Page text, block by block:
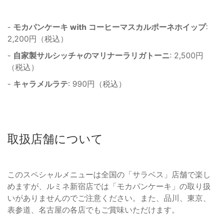
- モカパンケーキ with コーヒーマスカルポーネホイップ:
2,200円（税込）
- 自家製サルシッチャのマリナーラリガトーニ: 2,500円
（税込）
- キャラメルラテ: 990円（税込）
取扱店舗について
このスペシャルメニューは全国の「サラベス」店舗で楽し
めますが、ルミネ新宿店では「モカパンケーキ」の取り扱
いがありませんのでご注意ください。また、品川、東京、
表参道、名古屋の各店でもご賞味いただけます。